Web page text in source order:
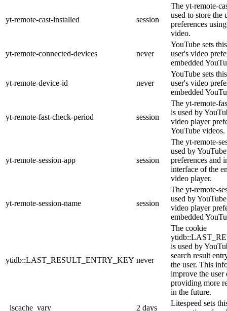
yt-remote-cast-installed session
The yt-remote-
used to store the
preferences
video.
yt-remote-connected-devices never
YouTube sets
user's video
embedded
yt-remote-device-id never
YouTube sets
user's video
embedded
yt-remote-fast-check-period session
The yt-remote-
is used by
video player
YouTube videos.
yt-remote-session-app session
The yt-remote-
used by
preferences and
interface of the
video player.
yt-remote-session-name session
The yt-remote-
used by
video player
embedded
ytidb::LAST_RESULT_ENTRY_KEY never
The cookie
is used by
search result
the user. This
improve the user
providing more
in the future.
_lscache_vary
2 days
Litespeed sets